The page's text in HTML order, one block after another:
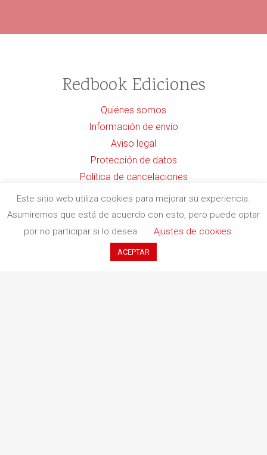
Redbook Ediciones
Quiénes somos
Información de envío
Aviso legal
Protección de datos
Política de cancelaciones
Política de cookies
Contacto
Este sitio web utiliza cookies para mejorar su experiencia.
Asumiremos que está de acuerdo con esto, pero puede optar
por no participar si lo desea.
Ajustes de cookies
ACEPTAR